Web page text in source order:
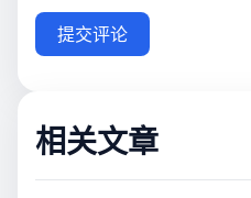
提交评论
相关文章